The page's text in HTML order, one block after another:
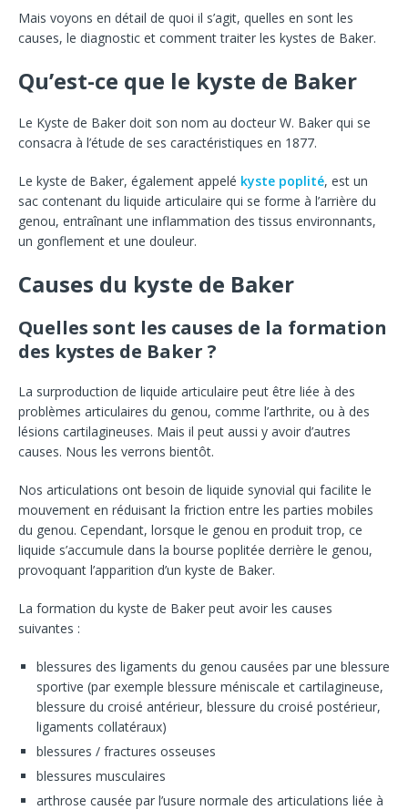
Mais voyons en détail de quoi il s’agit, quelles en sont les
causes, le diagnostic et comment traiter les kystes de Baker.
Qu’est-ce que le kyste de Baker
Le Kyste de Baker doit son nom au docteur W. Baker qui se
consacra à l’étude de ses caractéristiques en 1877.
Le kyste de Baker, également appelé kyste poplité, est un
sac contenant du liquide articulaire qui se forme à l’arrière du
genou, entraînant une inflammation des tissus environnants,
un gonflement et une douleur.
Causes du kyste de Baker
Quelles sont les causes de la formation
des kystes de Baker ?
La surproduction de liquide articulaire peut être liée à des
problèmes articulaires du genou, comme l’arthrite, ou à des
lésions cartilagineuses. Mais il peut aussi y avoir d’autres
causes. Nous les verrons bientôt.
Nos articulations ont besoin de liquide synovial qui facilite le
mouvement en réduisant la friction entre les parties mobiles
du genou. Cependant, lorsque le genou en produit trop, ce
liquide s’accumule dans la bourse poplitée derrière le genou,
provoquant l’apparition d’un kyste de Baker.
La formation du kyste de Baker peut avoir les causes
suivantes :
blessures des ligaments du genou causées par une blessure
sportive (par exemple blessure méniscale et cartilagineuse,
blessure du croisé antérieur, blessure du croisé postérieur,
ligaments collatéraux)
blessures / fractures osseuses
blessures musculaires
arthrose causée par l’usure normale des articulations liée à